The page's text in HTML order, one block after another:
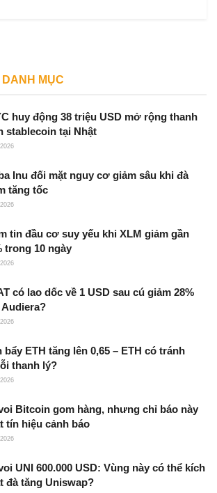
MỤC
huy động 38 triệu USD mở rộng thanh
stablecoin tại Nhật
Inu đối mặt nguy cơ giảm sâu khi đà
tăng tốc
tin đầu cơ suy yếu khi XLM giảm gần
trong 10 ngày
có lao dốc về 1 USD sau cú giảm 28%
Audiera?
bẩy ETH tăng lên 0,65 – ETH có tránh
thanh lý?
Bitcoin gom hàng, nhưng chỉ báo này
tín hiệu cảnh báo
UNI 600.000 USD: Vùng này có thể kích
đà tăng Uniswap?